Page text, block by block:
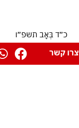
כ״ד בְּאָב תשפ״ו
צרו קשר